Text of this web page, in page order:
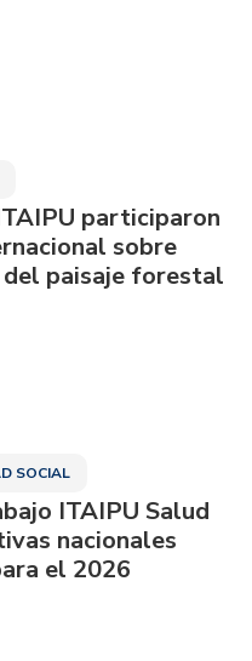
participaron
sobre
paisaje forestal
SOCIAL
ITAIPU Salud
nacionales
el 2026